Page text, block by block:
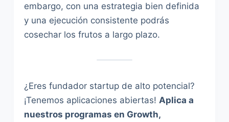
embargo, con una estrategia bien definida
y una ejecución consistente podrás
cosechar los frutos a largo plazo.
¿Eres fundador startup de alto potencial?
¡Tenemos aplicaciones abiertas! Aplica a
nuestros programas en Growth,